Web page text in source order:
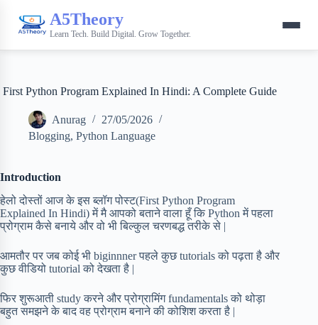
A5Theory
Learn Tech. Build Digital. Grow Together.
First Python Program Explained In Hindi: A Complete Guide
Anurag
27/05/2026
Blogging, Python Language
Introduction
हेलो दोस्तों आज के इस ब्लॉग पोस्ट(First Python Program
Explained In Hindi) में मै आपको बताने वाला हूँ कि Python में पहला
प्रोग्राम कैसे बनाये और वो भी बिल्कुल चरणबद्ध तरीके से |
आमतौर पर जब कोई भी biginnner पहले कुछ tutorials को पढ़ता है और
कुछ वीडियो tutorial को देखता है |
फिर शुरूआती study करने और प्रोग्रामिंग fundamentals को थोड़ा
बहुत समझने के बाद वह प्रोग्राम बनाने की कोशिश करता है |